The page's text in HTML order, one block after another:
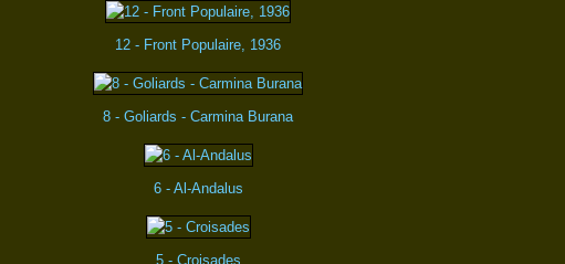
12 - Front Populaire, 1936
8 - Goliards - Carmina Burana
6 - Al-Andalus
5 - Croisades